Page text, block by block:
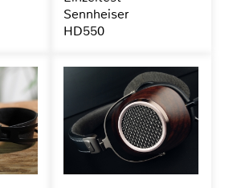
Sennheiser
HD550